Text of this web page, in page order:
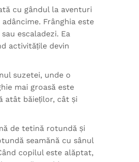
cu gândul la aventuri
Frânghia este
escaladezi. Ea
activitățile devin
suzetei, unde o
mai groasă este
atât băieților, cât și
de tetină rotundă și
seamănă cu sânul
copilul este alăptat,